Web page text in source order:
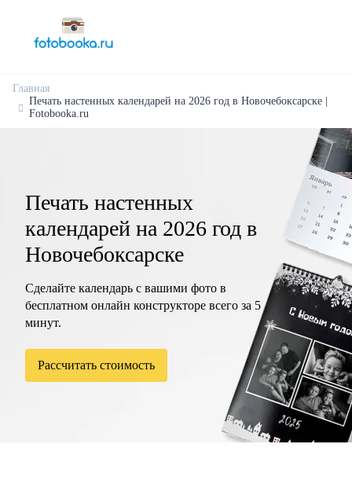
Главная
Печать настенных календарей на 2026 год в Новочебоксарске |
Fotobooka.ru
Печать настенных
календарей на 2026 год в
Новочебоксарске
Сделайте календарь с вашими фото в
бесплатном онлайн конструкторе всего за 5
минут.
Рассчитать стоимость